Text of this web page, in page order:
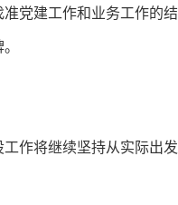
党建工作和业务工作的
作将继续坚持从实际出